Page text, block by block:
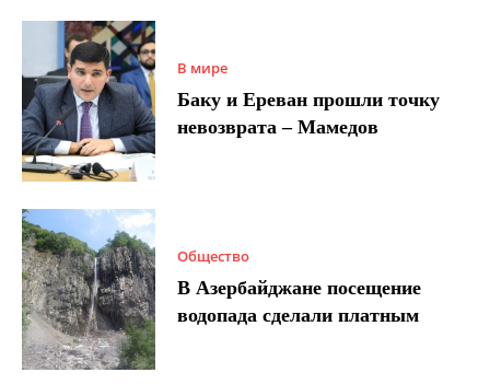
В мире
Баку и Ереван прошли точку
невозврата – Мамедов
Общество
В Азербайджане посещение
водопада сделали платным